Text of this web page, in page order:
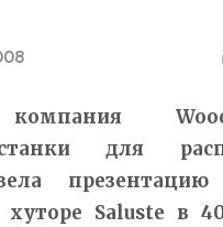
Wood-
для
презентацию
хуторе Saluste в